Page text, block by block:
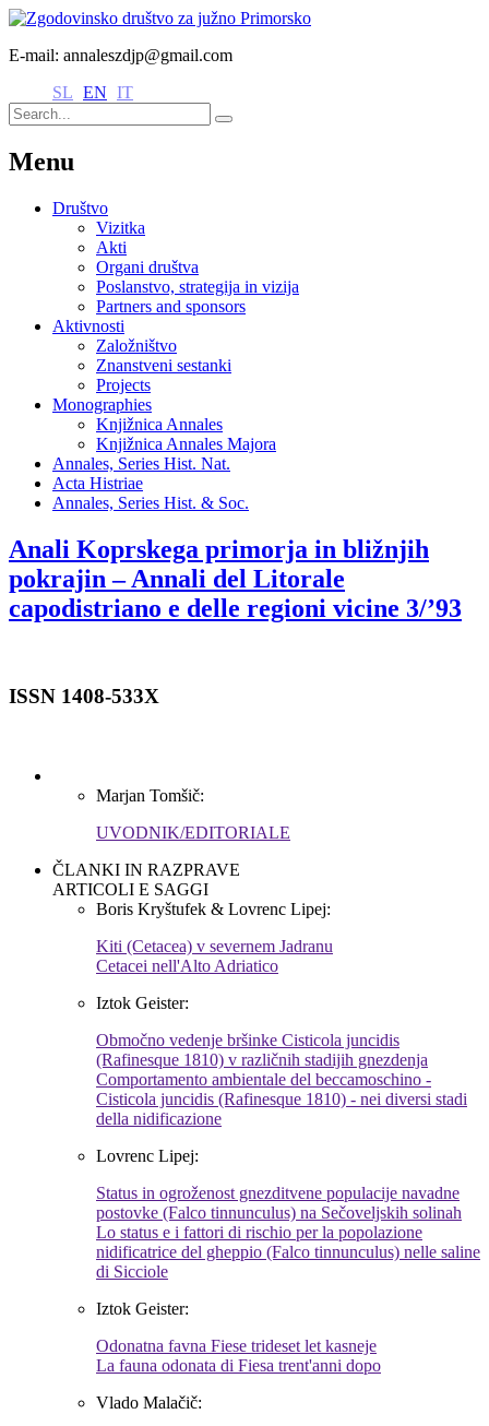
E-mail: annaleszdjp@gmail.com
SL EN IT
Menu
Društvo
Vizitka
Akti
Organi društva
Poslanstvo, strategija in vizija
Partners and sponsors
Aktivnosti
Založništvo
Znanstveni sestanki
Projects
Monographies
Knjižnica Annales
Knjižnica Annales Majora
Annales, Series Hist. Nat.
Acta Histriae
Annales, Series Hist. & Soc.
Anali Koprskega primorja in bližnjih
pokrajin – Annali del Litorale
capodistriano e delle regioni vicine 3/’93
ISSN 1408-533X
Marjan Tomšič:
UVODNIK/EDITORIALE
ČLANKI IN RAZPRAVE
ARTICOLI E SAGGI
Boris Kryštufek & Lovrenc Lipej:
Kiti (Cetacea) v severnem Jadranu
Cetacei nell'Alto Adriatico
Iztok Geister:
Območno vedenje bršinke Cisticola juncidis
(Rafinesque 1810) v različnih stadijih gnezdenja
Comportamento ambientale del beccamoschino -
Cisticola juncidis (Rafinesque 1810) - nei diversi stadi
della nidificazione
Lovrenc Lipej:
Status in ogroženost gnezditvene populacije navadne
postovke (Falco tinnunculus) na Sečoveljskih solinah
Lo status e i fattori di rischio per la popolazione
nidificatrice del gheppio (Falco tinnunculus) nelle saline
di Sicciole
Iztok Geister:
Odonatna favna Fiese trideset let kasneje
La fauna odonata di Fiesa trent'anni dopo
Vlado Malačič: